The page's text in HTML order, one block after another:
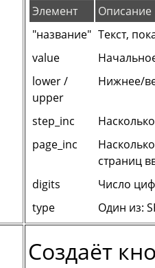
Элемент
Описание
"название" Текст,
value
lower /
upper
Нижнее/
step_inc
page_inc
страниц
digits
Число
type
Один из:
Создаёт